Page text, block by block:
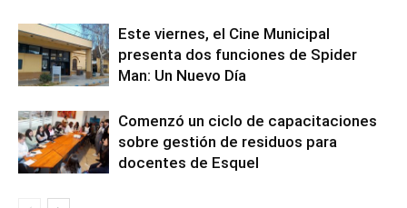
Este viernes, el Cine Municipal
presenta dos funciones de Spider
Man: Un Nuevo Día
Comenzó un ciclo de capacitaciones
sobre gestión de residuos para
docentes de Esquel